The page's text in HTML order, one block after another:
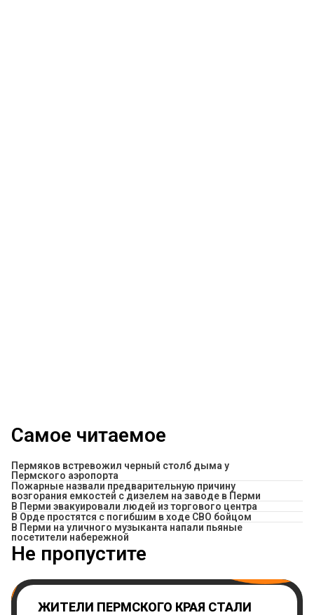
Самое читаемое
Пермяков встревожил черный столб дыма у
Пермского аэропорта
Пожарные назвали предварительную причину
возгорания емкостей с дизелем на заводе в Перми
В Перми эвакуировали людей из торгового центра
В Орде простятся с погибшим в ходе СВО бойцом
В Перми на уличного музыканта напали пьяные
посетители набережной
Не пропустите
ЖИТЕЛИ ПЕРМСКОГО КРАЯ СТАЛИ